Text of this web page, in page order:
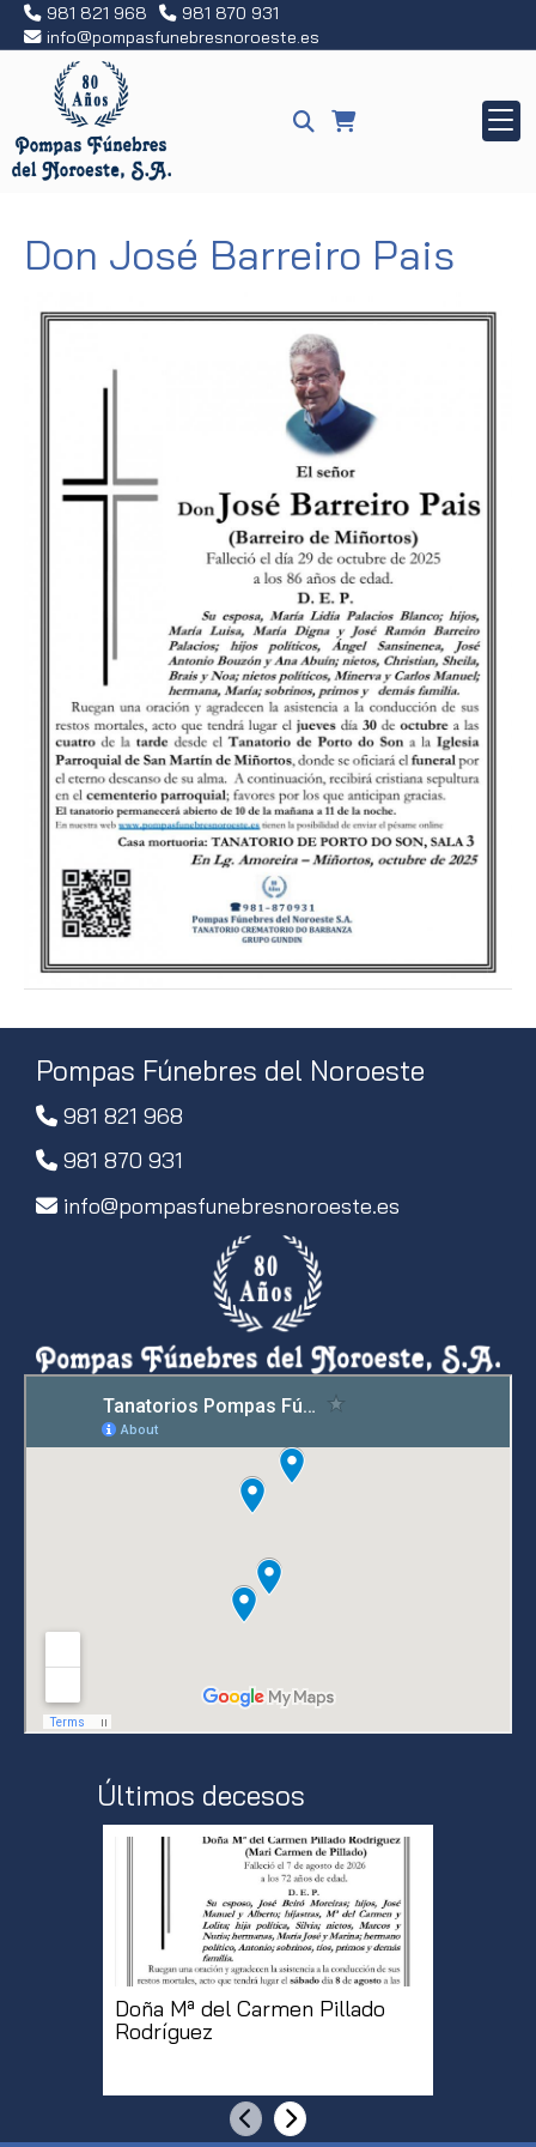
981 821 968
981 870 931
info
pompasfunebresnoroeste.es
Don José Barreiro Pais
Pompas Fúnebres del Noroeste
981 821 968
981 870 931
info
pompasfunebresnoroeste.es
Últimos decesos
Doña Mª del Carmen Pillado
Rodríguez
AnteriorSiguiente